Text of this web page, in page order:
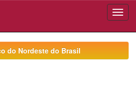
do Nordeste do Brasil